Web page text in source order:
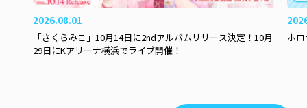
2026.08.01
「さくらみこ」10月14日に2ndアルバムリリース決定！10月
29日にKアリーナ横浜でライブ開催！
ホ